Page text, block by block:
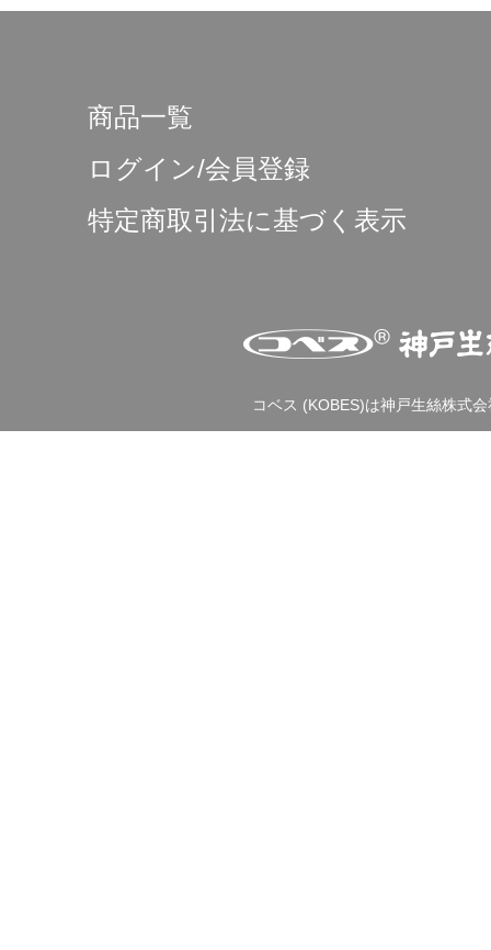
商品一覧
ログイン/会員登録
特定商取引法に基づく表示
コベス (KOBES)は神戸生絲株式